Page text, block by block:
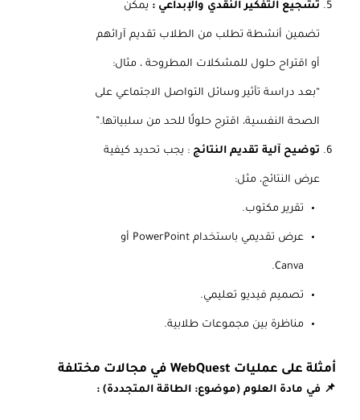
تشجيع التفكير النقدي والإبداعي : يمكن
تضمين أنشطة تطلب من الطلاب تقديم آرائهم
أو اقتراح حلول للمشكلات المطروحة ، مثال:
“بعد دراسة تأثير وسائل التواصل الاجتماعي على
الصحة النفسية، اقترح حلولًا للحد من سلبياتها.”
توضيح آلية تقديم النتائج : يجب تحديد كيفية
عرض النتائج، مثل:
تقرير مكتوب.
عرض تقديمي باستخدام PowerPoint أو
Canva.
تصميم فيديو تعليمي.
مناظرة بين مجموعات طلابية.
أمثلة على عمليات WebQuest في مجالات مختلفة
📌 في مادة العلوم (موضوع: الطاقة المتجددة) :